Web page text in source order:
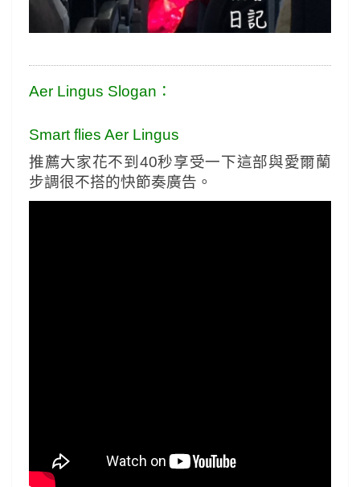
Aer Lingus Slogan：
Smart flies Aer Lingus
推薦大家花不到40秒享受一下這部與愛爾蘭
步調很不搭的快節奏廣告。